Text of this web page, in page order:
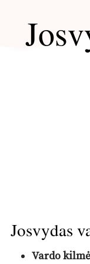
Josvydas
Vardo